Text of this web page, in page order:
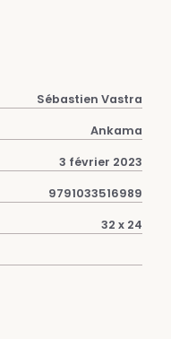
Sébastien Vastra
Ankama
3 février 2023
9791033516989
32 x 24